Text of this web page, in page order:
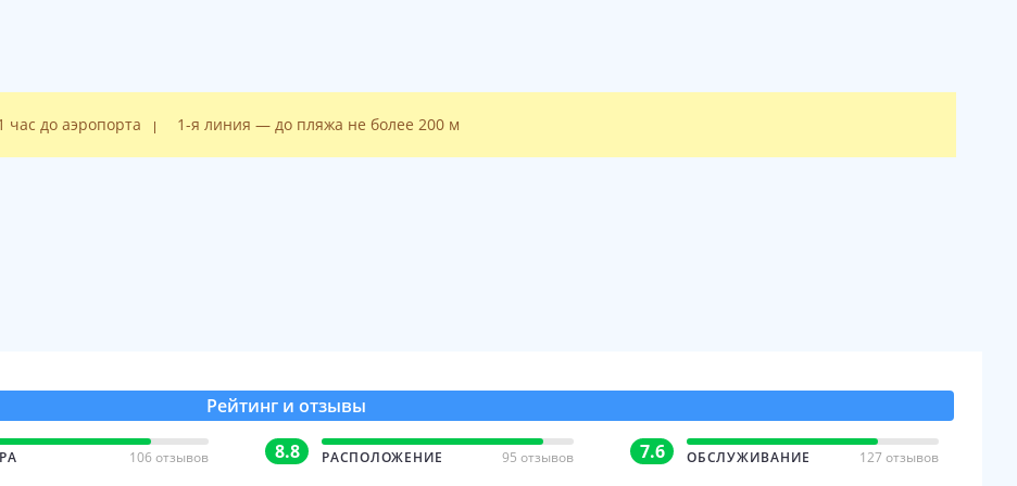
час до аэропорта 1-я линия — до пляжа не более 200 м
Рейтинг и отзывы
106 отзывов 8.8 РАСПОЛОЖЕНИЕ 95 отзывов 7.6 ОБСЛУЖИВАНИЕ 127 отзывов